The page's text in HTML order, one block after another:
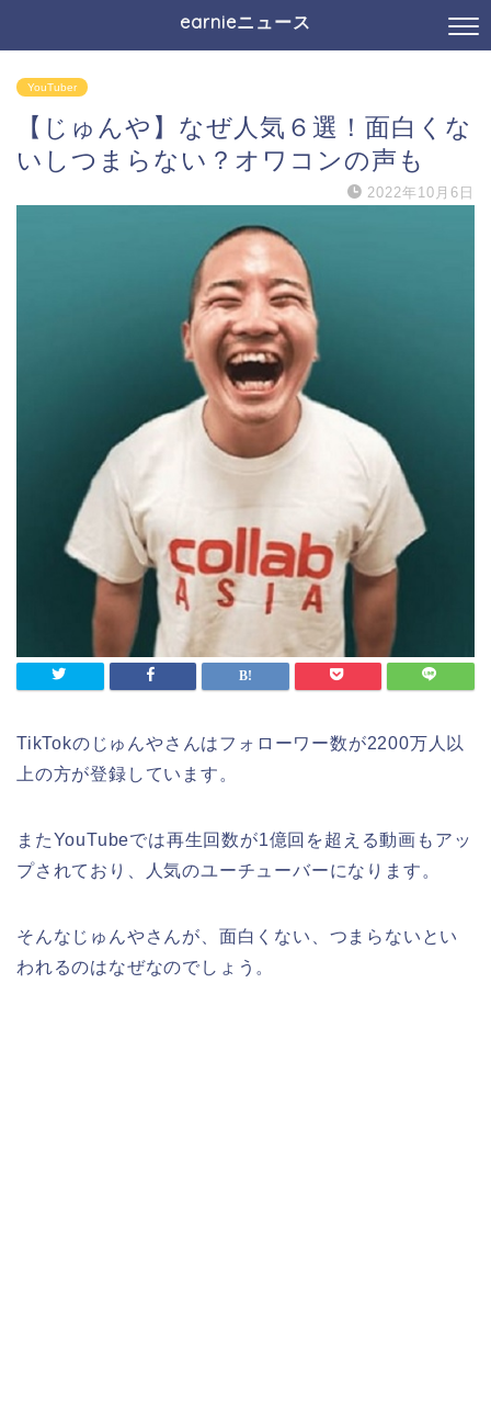
earnieニュース
YouTuber
【じゅんや】なぜ人気６選！面白くな
いしつまらない？オワコンの声も
2022年10月6日
TikTokのじゅんやさんはフォローワー数が2200万人以
上の方が登録しています。
またYouTubeでは再生回数が1億回を超える動画もアッ
プされており、人気のユーチューバーになります。
そんなじゅんやさんが、面白くない、つまらないとい
われるのはなぜなのでしょう。